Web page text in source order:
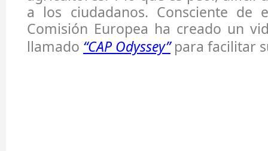
a los ciudadanos. Consciente de
Comisión Europea ha creado un
llamado “CAP Odyssey”para facilitar